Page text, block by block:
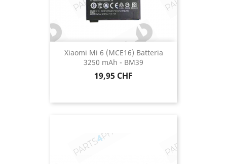
Xiaomi Mi 6 (MCE16) Batteria
3250 mAh - BM39
Prezzo
19,95 CHF